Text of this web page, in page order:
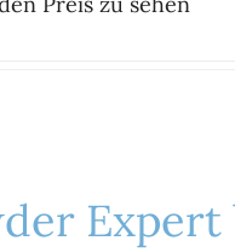
Expert